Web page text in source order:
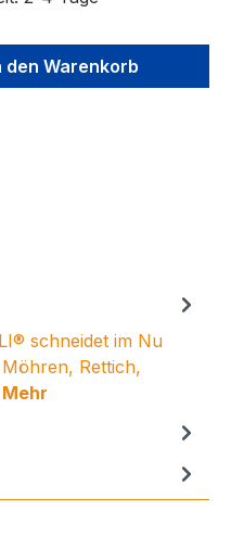
den
den Warenkorb
schneidet im Nu
Rettich,
Mehr